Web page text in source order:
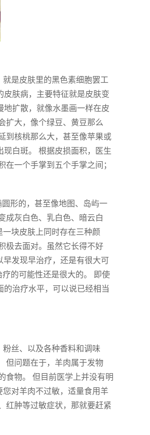
是皮肤里的黑色素细胞罢工
皮肤病，主要特征就是皮肤变
地扩散，就像水墨画一样在皮
扩大，像个绿豆、黄豆那么
到核桃那么大，甚至像苹果或
白斑。 根据皮损面积，医生
一个手掌到五个手掌之间；
形的，甚至像地图、岛屿一
成灰白色、乳白色、暗云白
块皮肤上同时存在三种颜
极去面对。虽然它长得不好
早发现早治疗，还是有很大可
的可能性还是很大的。 即使
治疗水平，可以说已经相当
丝、以及各种香料和调味
但问题在于，羊肉属于发物
食物。 但目前医学上并没有明
对羊肉不过敏，适量食用羊
红肿等过敏症状，那就要赶紧